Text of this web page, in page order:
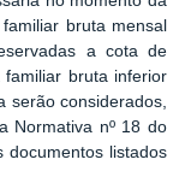
bruta mensal
a cota de
familiar bruta inferior
serão considerados,
Normativa nº 18 do
documentos listados